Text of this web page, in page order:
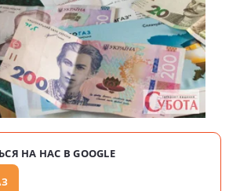
НА НАС В GOOGLE